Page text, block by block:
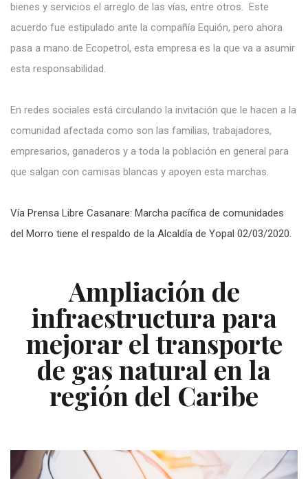
bienes y servicios el arreglo de las vías, entre otros. Este
acuerdo fue estipulado ante la compañía Equión, pero ahora
pasa a mano de Ecopetrol, esta empresa es la que va a asumir
esta responsabilidad.
En redes sociales está circulando la invitación que le hacen a la
comunidad afectada como son las familias, trabajadores,
empresarios, ganaderos y a toda la población en general para
que salgan con camisas blancas y apoyen esta marchas.
Vía Prensa Libre Casanare: Marcha pacífica de comunidades
del Morro tiene el respaldo de la Alcaldía de Yopal 02/03/2020.
Ampliación de
infraestructura para
mejorar el transporte
de gas natural en la
región del Caribe